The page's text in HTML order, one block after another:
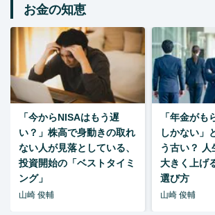
お金の知恵
「今からNISAはもう遅
い？」株高で身動きの取れ
ない人が見落としている、
投資開始の「ベストタイミ
ング」
山崎 俊輔
「年金がも
しかない」
う古い？ 人
大きく上げ
選び方
山崎 俊輔